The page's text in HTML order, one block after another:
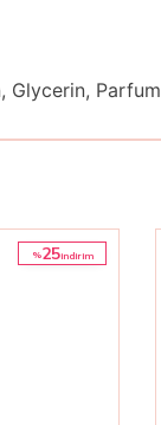
Glycerin, Parfum
%25i̇ndirim